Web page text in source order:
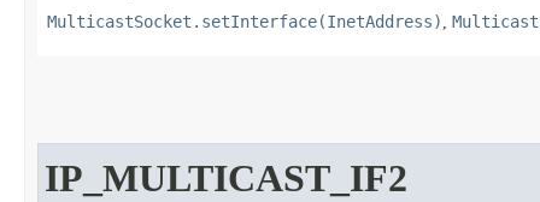
MulticastSocket.setInterface(InetAddress) ,
IP_MULTICAST_IF2